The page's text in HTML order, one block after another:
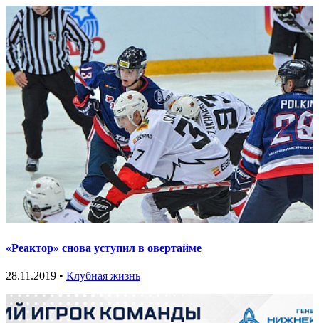
«Реактор» снова уступил в овертайме
28.11.2019 • Клубная жизнь